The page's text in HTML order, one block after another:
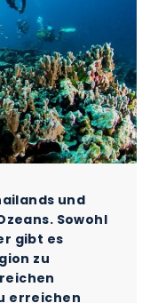
und
Sowohl
gibt es
zu
erreichen